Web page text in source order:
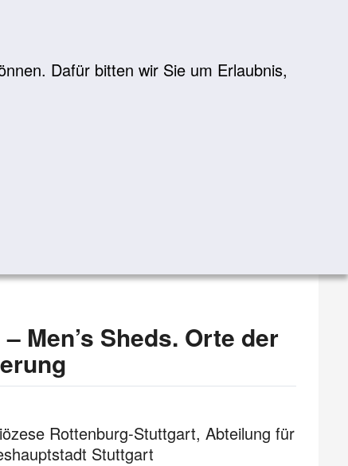
Dafür bitten wir Sie um Erlaubnis,
Men’s Sheds. Orte der
Rottenburg-Stuttgart, Abteilung für
Stuttgart